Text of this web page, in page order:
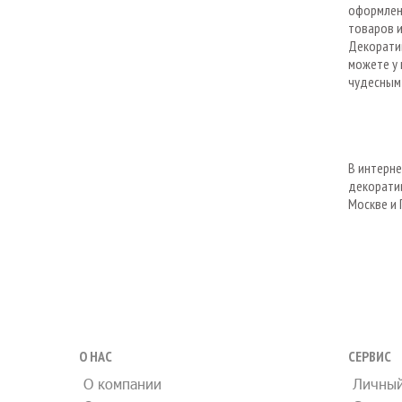
товаров
можете у
В
Москве
О НАС
О компании
СЕРВИС